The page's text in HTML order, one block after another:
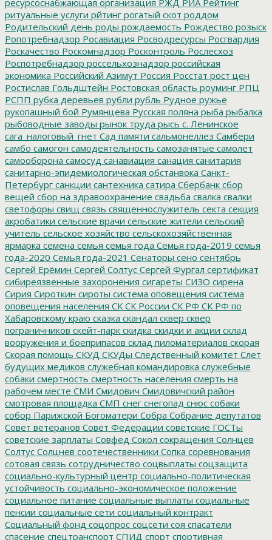
ритуальные услуги рйтинг рогатый скот роддом
Родительский день роды рождаемость Рождество розыск
Ропотребнадзор Росавиация Росводресурсы Росгвардия
Роскачество Роскомнадзор Росконтроль Рослесхоз
Роспотребнадзор россельхознадзор российская
экономика Российский Азимут Россия Росстат рост цен
Ростислав Гольдштейн Ростовская область роуминг РПЦ
РСПП рубка деревьев рубли рубль Рудное ружье
рукопашный бой Румянцева Русская поляна рыба рыбалка
рыбоводные заводы рынок труда рысь с. Ленинское
сага_налоговый_гнет Сад памяти сальмонеллез Самбери
самбо самогон самодеятельность самозанятые самолет
самооборона самосуд санавиация санация санитария
санитарно-эпидемиологическая обстанвока Санкт-
Петербург санкции сантехника сатира Сбербанк сбор
вещей сбор на здравоохранение свадьба свалка свалки
светофоры свищ связь священнослужитель секта секция
акробатики сельские врачи сельские жители сельский
учитель сельское хозяйство сельскохозяйственная
ярмарка семена семья семья года Семья года-2019 семья
года-2020 Семья года-2021 Сенаторы сено сентябрь
Сергей Ерёмин Сергей Солтус Сергей Фургал сертификат
сибиреязвенные захоронения сигареты СИЗО сирена
Сирия Сироткин сироты система оповещения система
оповещения населения СК СК России СК РФ СК РФ по
Хабаровскому краю сказка скандал сквер сквер
пограничников скейт-парк скидка скидки и акции склад
вооружения и боеприпасов склад пиломатериалов скорая
Скорая помощь СКУД СКУДы Следственный комитет Слет
будущих медиков служебная командировка служебные
собаки смертность смертность населения смерть на
рабочем месте СМИ Смидович Смидовичский район
смотровая площадка СМП снег снегопад снюс собаки
собор Парижской Богоматери Собра Собрание депутатов
Совет ветеранов Совет Федерации советские ГОСТы
советские зарплаты Совфед Сокол сокращения Солнцев
Солтус Солцнев соотечественники Сопка соревнования
сотовая связь сотрудничество соцвыплаты соцзащита
социально-культурный центр социально-политическая
устойчивость социально-экономическое положение
социальное питание социальные выплаты социальные
пенсии социальные сети социальный контракт
Социальный фонд соцопрос соцсети соя спасатели
спасение спецтранспорт СПИД спорт спортивная